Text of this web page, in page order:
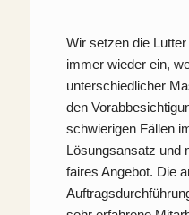
Wir setzen die
immer wieder ein,
unterschiedlicher
den
schwierigen Fällen
Lösungsansatz und
faires Angebot. Die